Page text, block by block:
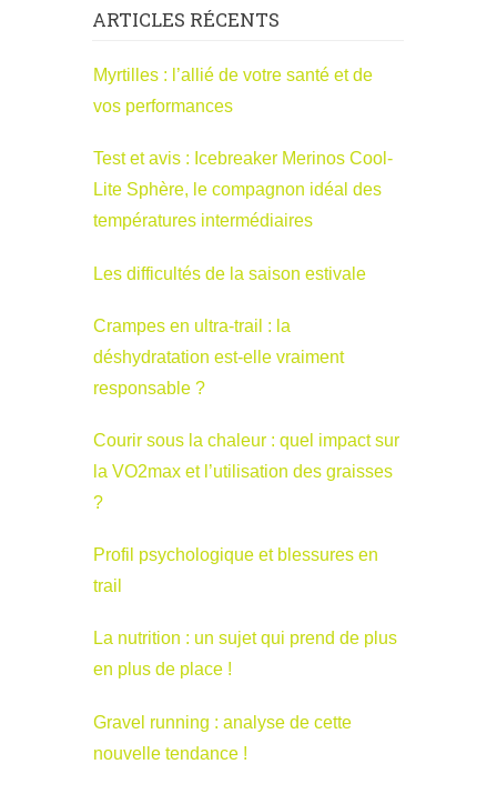
ARTICLES RÉCENTS
Myrtilles : l’allié de votre santé et de
vos performances
Test et avis : Icebreaker Merinos Cool-
Lite Sphère, le compagnon idéal des
températures intermédiaires
Les difficultés de la saison estivale
Crampes en ultra-trail : la
déshydratation est-elle vraiment
responsable ?
Courir sous la chaleur : quel impact sur
la VO2max et l’utilisation des graisses
?
Profil psychologique et blessures en
trail
La nutrition : un sujet qui prend de plus
en plus de place !
Gravel running : analyse de cette
nouvelle tendance !